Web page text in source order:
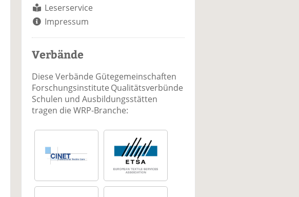
Leserservice
Impressum
Verbände
Diese Verbände Gütegemeinschaften
Forschungsinstitute Qualitätsverbünde
Schulen und Ausbildungsstätten
tragen die WRP-Branche: